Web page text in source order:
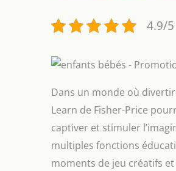
4.9/
Dans un monde où
Learn de Fisher-Price
captiver et stimuler
multiples fonctions
moments de jeu créatifs